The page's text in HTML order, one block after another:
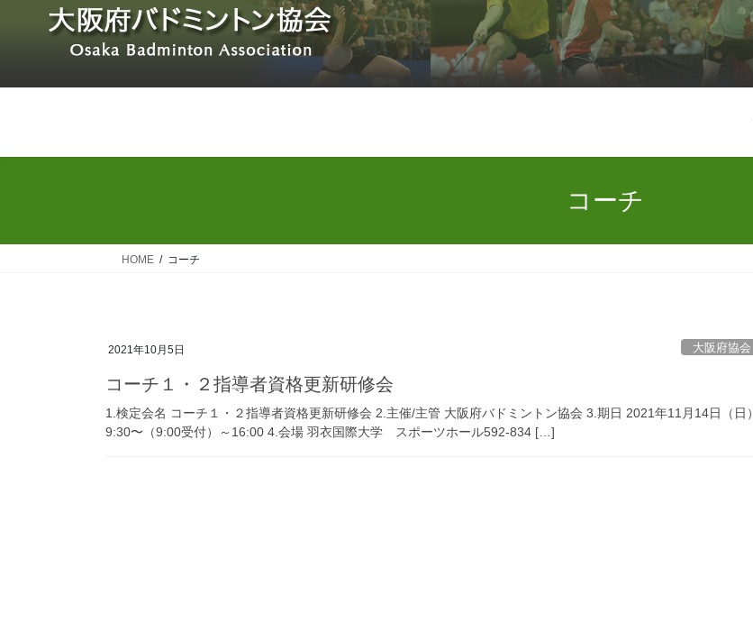
キ
に
コーチ
HOME コーチ
2021年10月5日 大阪府協会
コーチ１・２指導者資格更新研修会
1.検定会名 コーチ１・２指導者資格更新研修会 2.主催/主管 大阪府バドミントン協会 3.期日 2021年11月14日（日）
9:30〜（9:00受付）～16:00 4.会場 羽衣国際大学 スポーツホール592-834 […]